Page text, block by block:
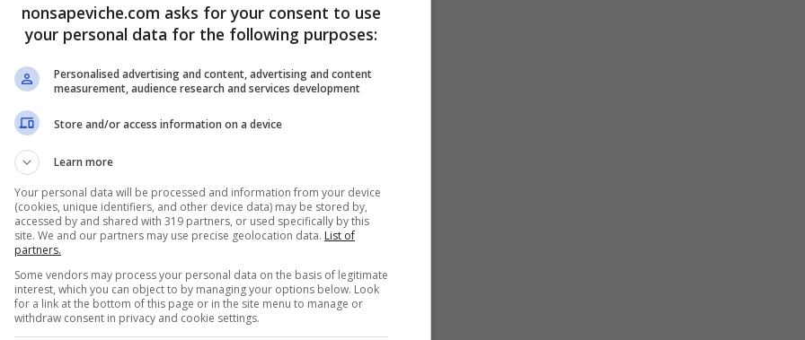
italiane è di circa 723 euro, anche se i consumi
necessità. Volendo fare una stima, infatti, il consumo
quadri.
nonsapeviche.com asks for your consent to use
your personal data for the following purposes:
Personalised advertising and content, advertising and content
measurement, audience research and services development
Store and/or access information on a device
Learn more
Your personal data will be processed and information from your device
(cookies, unique identifiers, and other device data) may be stored by,
accessed by and shared with 319 partners, or used specifically by this
site. We and our partners may use precise geolocation data. List of
partners.
Some vendors may process your personal data on the basis of legitimate
interest, which you can object to by managing your options below. Look
for a link at the bottom of this page or in the site menu to manage or
withdraw consent in privacy and cookie settings.